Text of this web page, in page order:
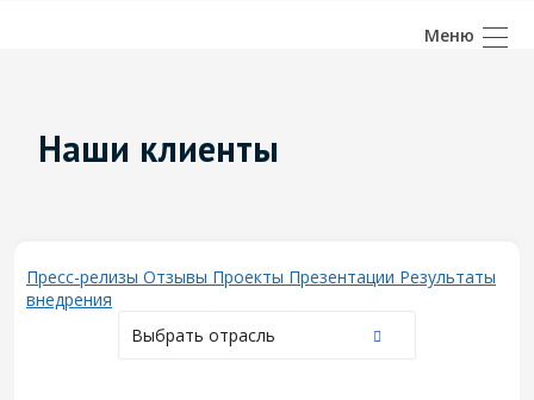
Наши клиенты
Пресс-релизы Отзывы Проекты Презентации Результаты
внедрения
Выбрать отрасль